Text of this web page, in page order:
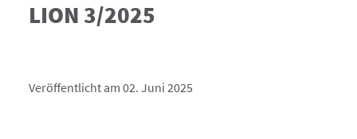
LION 3/2025
Veröffentlicht am 02. Juni 2025